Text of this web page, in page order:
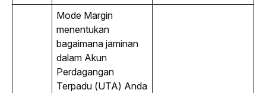
Mode Margin
menentukan
bagaimana jaminan
dalam Akun
Perdagangan
Terpadu (UTA) Anda